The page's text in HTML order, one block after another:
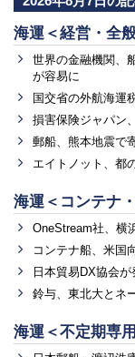
海運＜経営・全
世界の金融機関、
が容易に
国交省の外航海運
損害保険ジャパン
郵船、熊本地震で
エイトノット、都
海運＜コンテナ
OneStream社、横
コンテナ船、米国
日本貿易DX協会
鈴与、東北大とネ
海運＜不定期専